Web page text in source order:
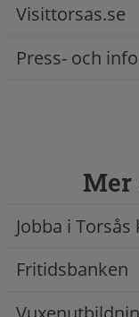
Visittorsas.se
Press- och
Mer
Jobba i
Fritidsbanken